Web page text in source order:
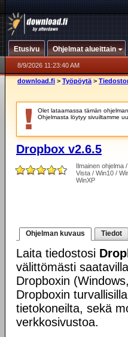
Etusivu Ohjelmat alueittain
8/9/2026 11:23:40 AM
download.fi > Työpöytä >
Olet lataamassa tämän
Ohjelmasta löytyy sivuiltamme
Dropbox v2.6.5
Ilmainen ohjelma
Vista / Win10 /
WinXP
Ohjelman kuvaus Tiedot
Laita tiedostosi
välittömästi
Dropboxin
Dropboxin
tietokoneilta, sekä
verkkosivustoa.